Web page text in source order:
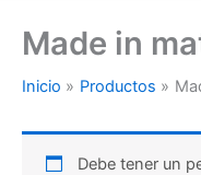
Made in
Inicio Productos
Debe tener un